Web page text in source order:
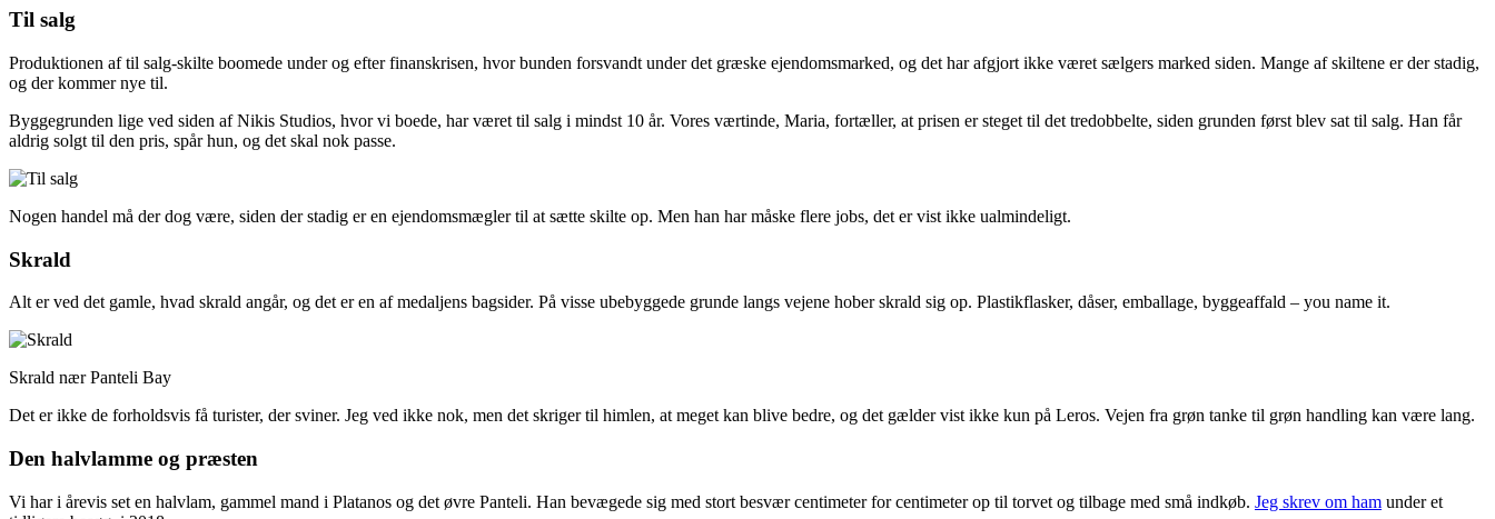
Til salg
Produktionen af til salg-skilte boomede under og efter finanskrisen, hvor bunden forsvandt under det græske ejendomsmarked, og det har afgjort ikke været sælgers marked siden. Mange af skiltene er der stadig,
og der kommer nye til.
Byggegrunden lige ved siden af Nikis Studios, hvor vi boede, har været til salg i mindst 10 år. Vores værtinde, Maria, fortæller, at prisen er steget til det tredobbelte, siden grunden først blev sat til salg. Han får
aldrig solgt til den pris, spår hun, og det skal nok passe.
Nogen handel må der dog være, siden der stadig er en ejendomsmægler til at sætte skilte op. Men han har måske flere jobs, det er vist ikke ualmindeligt.
Skrald
Alt er ved det gamle, hvad skrald angår, og det er en af medaljens bagsider. På visse ubebyggede grunde langs vejene hober skrald sig op. Plastikflasker, dåser, emballage, byggeaffald – you name it.
Skrald nær Panteli Bay
Det er ikke de forholdsvis få turister, der sviner. Jeg ved ikke nok, men det skriger til himlen, at meget kan blive bedre, og det gælder vist ikke kun på Leros. Vejen fra grøn tanke til grøn handling kan være lang.
Den halvlamme og præsten
Vi har i årevis set en halvlam, gammel mand i Platanos og det øvre Panteli. Han bevægede sig med stort besvær centimeter for centimeter op til torvet og tilbage med små indkøb. Jeg skrev om ham under et